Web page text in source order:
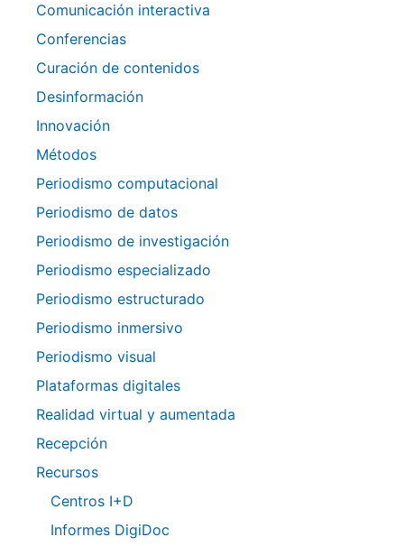
Comunicación interactiva
Conferencias
Curación de contenidos
Desinformación
Innovación
Métodos
Periodismo computacional
Periodismo de datos
Periodismo de investigación
Periodismo especializado
Periodismo estructurado
Periodismo inmersivo
Periodismo visual
Plataformas digitales
Realidad virtual y aumentada
Recepción
Recursos
Centros I+D
Informes DigiDoc